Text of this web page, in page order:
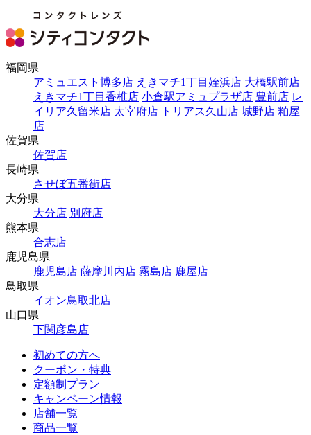
福岡県
アミュエスト博多店 えきマチ1丁目姪浜店 大橋駅前店
えきマチ1丁目香椎店 小倉駅アミュプラザ店 豊前店 レ
イリア久留米店 太宰府店 トリアス久山店 城野店 粕屋
店
佐賀県
佐賀店
長崎県
させぼ五番街店
大分県
大分店 別府店
熊本県
合志店
鹿児島県
鹿児島店 薩摩川内店 霧島店 鹿屋店
鳥取県
イオン鳥取北店
山口県
下関彦島店
初めての方へ
クーポン・特典
定額制プラン
キャンペーン情報
店舗一覧
商品一覧